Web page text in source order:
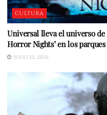
CULTURA
Universal lleva el universo
Horror Nights’ en los parques
JULIO 22, 2026